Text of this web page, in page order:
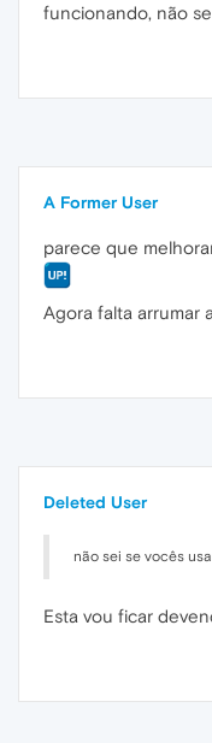
funcionando, não
A Former User
parece que
Agora falta arrumar
Deleted User
não sei se vocês
Esta vou ficar